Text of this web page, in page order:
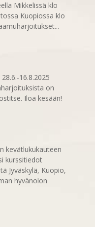
Mikkelissä klo
Kuopiossa klo
16.8.2025
on
Iloa kesään!
kevätlukukauteen
kurssitiedot
Jyväskylä, Kuopio,
hyvänolon